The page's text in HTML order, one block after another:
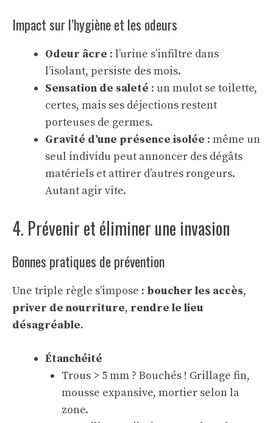
Impact sur l’hygiène et les odeurs
Odeur âcre : l’urine s’infiltre dans
l’isolant, persiste des mois.
Sensation de saleté : un mulot se toilette,
certes, mais ses déjections restent
porteuses de germes.
Gravité d’une présence isolée : même un
seul individu peut annoncer des dégâts
matériels et attirer d’autres rongeurs.
Autant agir vite.
4. Prévenir et éliminer une invasion
Bonnes pratiques de prévention
Une triple règle s’impose : boucher les accès,
priver de nourriture, rendre le lieu
désagréable.
Étanchéité
Trous > 5 mm ? Bouchés ! Grillage fin,
mousse expansive, mortier selon la
zone.